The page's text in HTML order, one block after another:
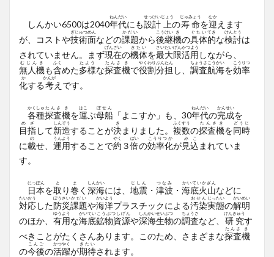
しんかい6500は2040年
ねん
代
だい
にも設計
せっけい
上
じょう
の寿命
じゅみょう
を迎
むか
えます
が、コストや技術面
ぎじゅつめん
などの課題
かだい
から後継
こうけい
機
き
の具体
ぐたい
的
てき
な検討
けんとう
は
されていません。まず現在
げんざい
の機体
きたい
を最大限
さいだいげん
活用
かつよう
しながら、
無人機
むじんき
も含
ふく
めた多様
たよう
な探査
たんさ
機
き
で役割
やくわり
分担
ぶんたん
し、 調査
ちょうさ
航海
こうかい
を効率
こうりつ
化
か
する考
かんが
えです。
各種
かくしゅ
探査
たんさ
機
き
を運
はこ
ぶ母船
ぼせん
「よこすか」も、30年
ねん
代
だい
の完成
かんせい
を
目指
めざ
して新造
しんぞう
することが決
き
まりました。 複数
ふくすう
の探査機
たんさき
を同時
どうじ
に載
の
せ、 運用
うんよう
することで約
やく
３倍
ばい
の効率化
こうりつか
が見込
みこ
まれていま
す。
日本
にっぽん
を取
と
り巻
ま
く 深海
しんかい
には、 地震
じしん
・ 津波
つなみ
・ 海底火山
かいていかざん
などに
対応
たいおう
した防災
ぼうさい
課題
かだい
や海洋
かいよう
プラスチックによる汚染
おせん
実態
じったい
の解明
かいめい
のほか、 有用
ゆうよう
な海底
かいてい
鉱物資源
こうぶつしげん
や深海
しんかい
生物
せいぶつ
の調査
ちょうさ
など、 研究
けんきゅう
す
べきことがたくさんあります。このため、さまざまな探査
たんさ
機
き
の今後
こんご
の活躍
かつやく
が期待
きたい
されます。